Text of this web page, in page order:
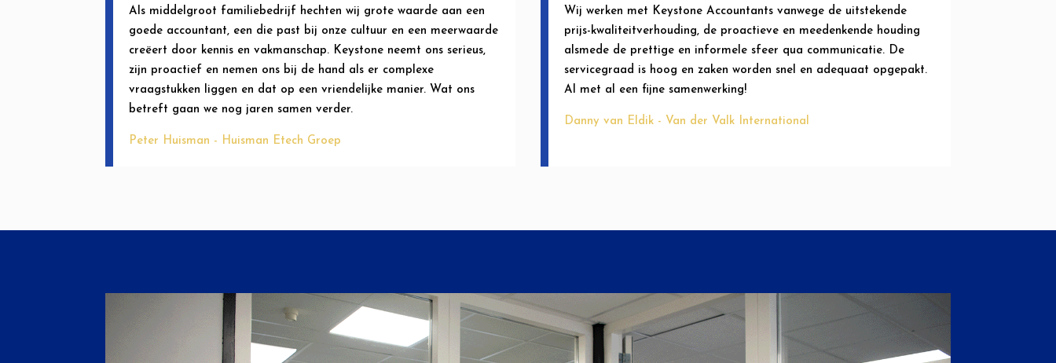
Als middelgroot familiebedrijf hechten wij grote waarde aan een
goede accountant, een die past bij onze cultuur en een meerwaarde
creëert door kennis en vakmanschap. Keystone neemt ons serieus,
zijn proactief en nemen ons bij de hand als er complexe
vraagstukken liggen en dat op een vriendelijke manier. Wat ons
betreft gaan we nog jaren samen verder.
Peter Huisman - Huisman Etech Groep
Wij werken met Keystone Accountants vanwege de uitstekende
prijs-kwaliteitverhouding, de proactieve en meedenkende houding
alsmede de prettige en informele sfeer qua communicatie. De
servicegraad is hoog en zaken worden snel en adequaat opgepakt.
Al met al een fijne samenwerking!
Danny van Eldik - Van der Valk International